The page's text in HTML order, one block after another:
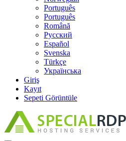
Português
Português
Română
Русский
Español
Svenska
Türkçe
Українська
Giriş
Kayıt
Sepeti Görüntüle